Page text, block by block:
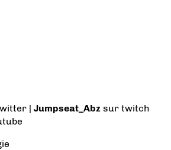
|Jumpseat_Abz sur twitch